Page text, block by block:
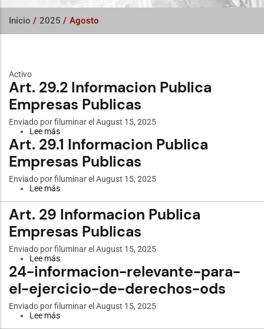
Inicio / 2025 / Agosto
Activo
Art. 29.2 Informacion Publica
Empresas Publicas
Enviado porfiluminarel August 15, 2025
Lee más
Art.
29.2
Informacion
Publica
Empresas
Art. 29.1 Informacion Publica
Empresas Publicas
Enviado porfiluminarel August 15, 2025
Lee más
29.1
Informacion
Publica
Empresas
Publicas
Art. 29 Informacion Publica
Empresas Publicas
Enviado porfiluminarel August 15, 2025
Lee más
Art.
29
Informacion
Publica
Empresas
24-informacion-relevante-para-
el-ejercicio-de-derechos-ods
Enviado porfiluminarel August 15, 2025
Lee más